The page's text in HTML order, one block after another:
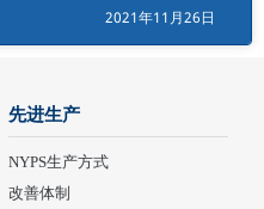
2021年11月26日
先进生产
NYPS生产方式
改善体制